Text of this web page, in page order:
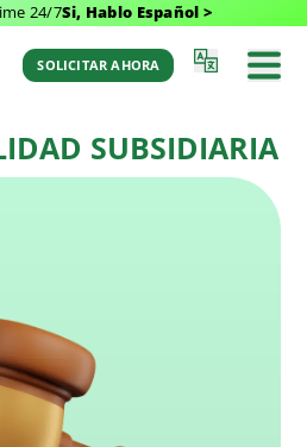
24/7Si, Hablo Español >
SOLICITAR AHORA
por Aaron Winston
SUBSIDIARIA